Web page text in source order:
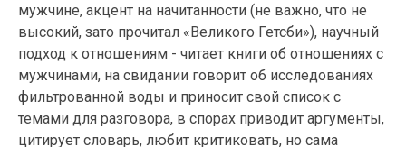
мужчине, акцент на начитанности (не важно, что не
высокий, зато прочитал «Великого Гетсби»), научный
подход к отношениям - читает книги об отношениях с
мужчинами, на свидании говорит об исследованиях
фильтрованной воды и приносит свой список с
темами для разговора, в спорах приводит аргументы,
цитирует словарь, любит критиковать, но сама